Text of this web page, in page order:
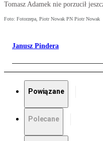
Tomasz Adamek nie porzucił
Foto: Fotorzepa, Piotr Nowak PN Piotr Nowak
Janusz Pindera
Powiązane
Polecane